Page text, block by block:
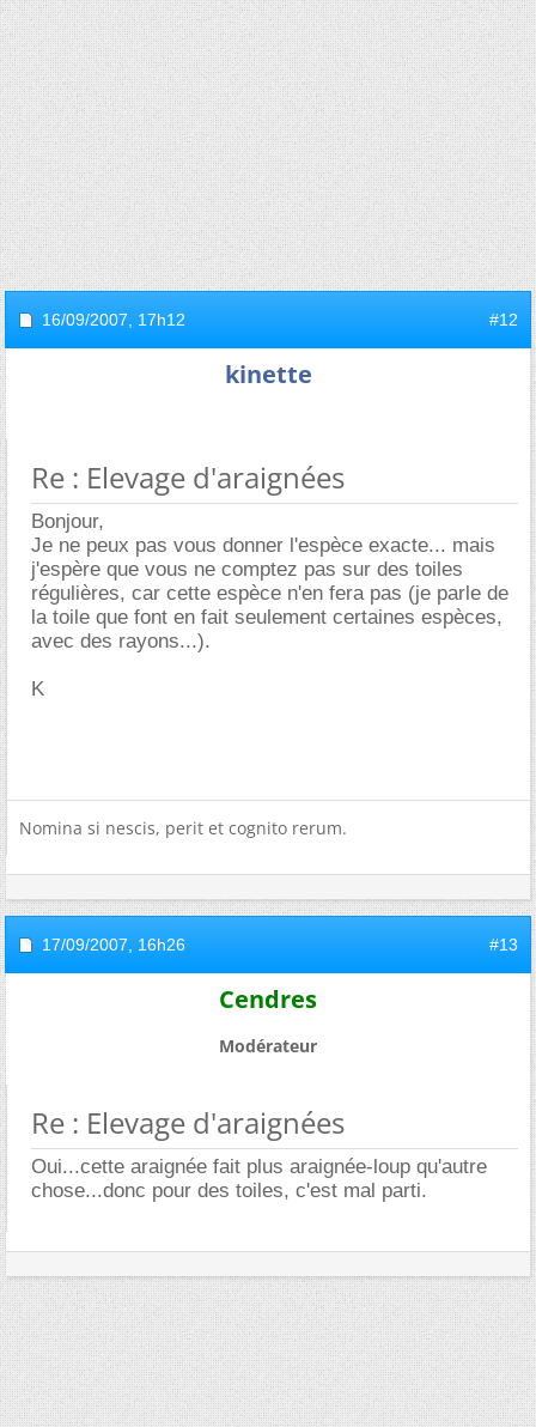
16/09/2007, 17h12 #12
kinette
Re : Elevage d'araignées
Bonjour,
Je ne peux pas vous donner l'espèce exacte... mais
j'espère que vous ne comptez pas sur des toiles
régulières, car cette espèce n'en fera pas (je parle de
la toile que font en fait seulement certaines espèces,
avec des rayons...).
K
Nomina si nescis, perit et cognito rerum.
17/09/2007, 16h26 #13
Cendres
Modérateur
Re : Elevage d'araignées
Oui...cette araignée fait plus araignée-loup qu'autre
chose...donc pour des toiles, c'est mal parti.